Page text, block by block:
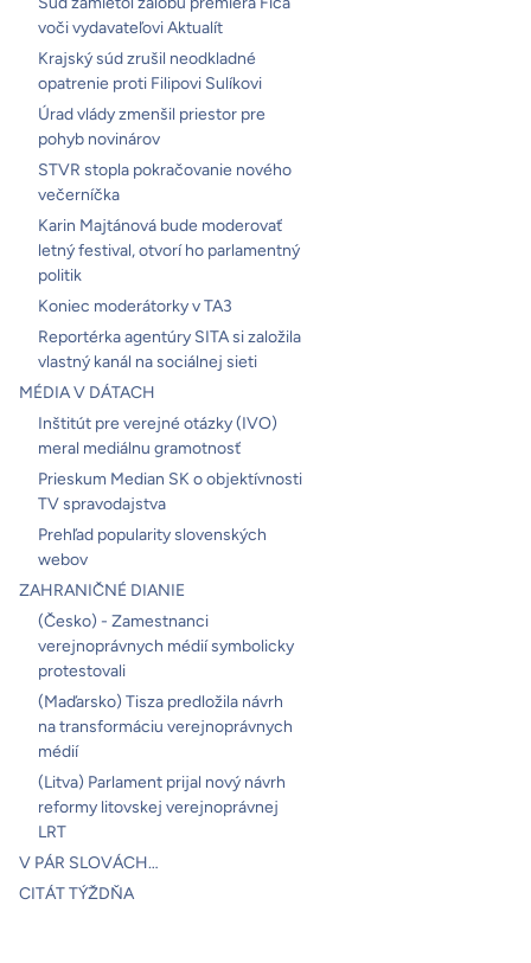
voči vydavateľovi Aktualít
Krajský súd zrušil neodkladné
opatrenie proti Filipovi Sulíkovi
Úrad vlády zmenšil priestor pre
pohyb novinárov
STVR stopla pokračovanie nového
večerníčka
Karin Majtánová bude moderovať
letný festival, otvorí ho parlamentný
politik
Koniec moderátorky v TA3
Reportérka agentúry SITA si založila
vlastný kanál na sociálnej sieti
MÉDIA V DÁTACH
Inštitút pre verejné otázky (IVO)
meral mediálnu gramotnosť
Prieskum Median SK o objektívnosti
TV spravodajstva
Prehľad popularity slovenských
webov
ZAHRANIČNÉ DIANIE
(Česko) - Zamestnanci
verejnoprávnych médií symbolicky
protestovali
(Maďarsko) Tisza predložila návrh
na transformáciu verejnoprávnych
médií
(Litva) Parlament prijal nový návrh
reformy litovskej verejnoprávnej
LRT
V PÁR SLOVÁCH…
CITÁT TÝŽDŇA